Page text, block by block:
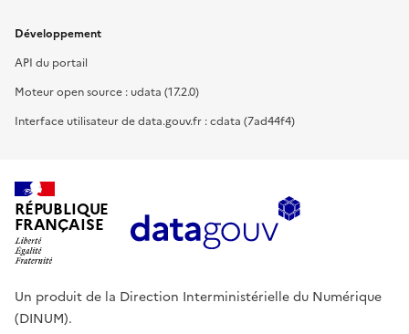
Développement
API du portail
Moteur open source : udata (17.2.0)
Interface utilisateur de data.gouv.fr : cdata (7ad44f4)
RÉPUBLIQUE
FRANÇAISE
Un produit de la Direction Interministérielle du Numérique
(DINUM).